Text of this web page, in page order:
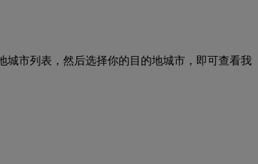
城市列表，然后选择你的目的地城市，即可查看我